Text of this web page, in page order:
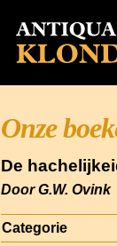
Onze
De
Door G.W. Ovink
Categorie